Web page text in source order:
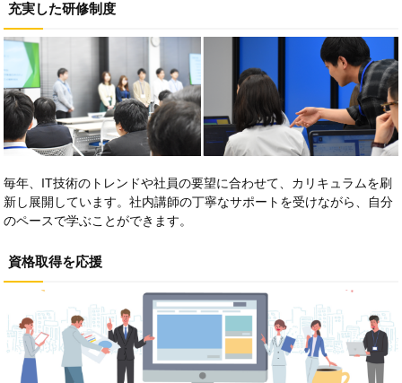
充実した研修制度
毎年、IT技術のトレンドや社員の要望に合わせて、カリキュラムを刷
新し展開しています。社内講師の丁寧なサポートを受けながら、自分
のペースで学ぶことができます。
資格取得を応援